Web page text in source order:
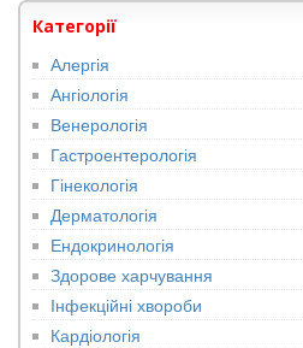
Категорії
Алергія
Ангіологія
Венерологія
Гастроентерологія
Гінекологія
Дерматологія
Ендокринологія
Здорове харчування
Інфекційні хвороби
Кардіологія